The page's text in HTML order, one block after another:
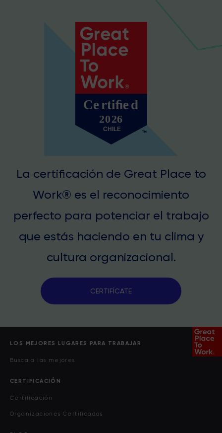
La certificación de Great Place to
Work® es el reconocimiento
perfecto para potenciar el trabajo
que estás haciendo en tu clima y
cultura organizacional.
CERTIFÍCATE
LOS MEJORES LUGARES PARA TRABAJAR
Busca a las mejores
CERTIFICACIÓN
Certificación
Organizaciones Certificadas